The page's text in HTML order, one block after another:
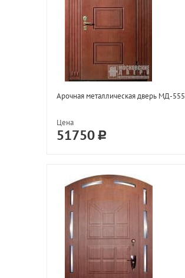
Арочная металлическая дверь МД-555
Цена
51750